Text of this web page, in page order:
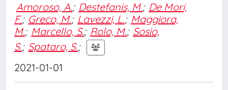
Amoroso, A.; Destefanis, M.; De Mori,
F.; Greco, M.; Lavezzi, L.; Maggiora,
M.; Marcello, S.; Rolo, M.; Sosio,
S.; Spataro, S.;
2021-01-01